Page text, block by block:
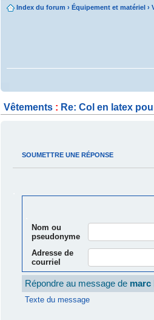
Index du forum › Équipement et matériel›
Vêtements : Re: Col en latex
..
SOUMETTRE UNE RÉPONSE
Nom ou
pseudonyme
Adresse de
courriel
Répondre au message de marc
Texte du message